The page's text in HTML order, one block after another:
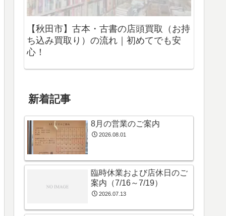
【秋田市】古本・古書の店頭買取（お持
ち込み買取り）の流れ｜初めてでも安
心！
新着記事
8月の営業のご案内
2026.08.01
臨時休業および店休日のご
案内（7/16～7/19）
2026.07.13